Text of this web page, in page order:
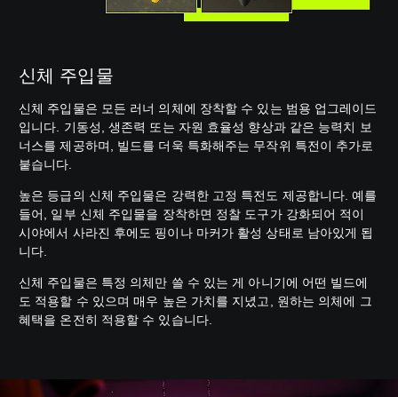
신체 주입물
신체 주입물은 모든 러너 의체에 장착할 수 있는 범용 업그레이드
입니다. 기동성, 생존력 또는 자원 효율성 향상과 같은 능력치 보
너스를 제공하며, 빌드를 더욱 특화해주는 무작위 특전이 추가로
붙습니다.
높은 등급의 신체 주입물은 강력한 고정 특전도 제공합니다. 예를
들어, 일부 신체 주입물을 장착하면 정찰 도구가 강화되어 적이
시야에서 사라진 후에도 핑이나 마커가 활성 상태로 남아있게 됩
니다.
신체 주입물은 특정 의체만 쓸 수 있는 게 아니기에 어떤 빌드에
도 적용할 수 있으며 매우 높은 가치를 지녔고, 원하는 의체에 그
혜택을 온전히 적용할 수 있습니다.